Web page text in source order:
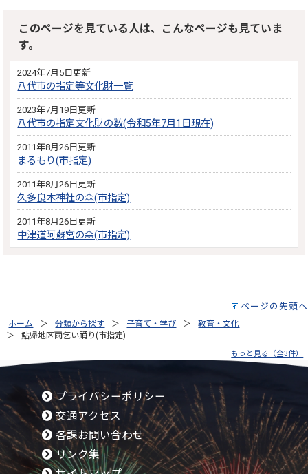
このページを見ている人は、こんなページも見ていま
す。
2024年7月5日更新
八代市の指定等文化財一覧
2023年7月19日更新
八代市の指定文化財の数(令和5年7月1日現在)
2011年8月26日更新
まるもり(市指定)
2011年8月26日更新
久多良木神社の森(市指定)
2011年8月26日更新
中津道阿蘇宮の森(市指定)
ページの先頭へ
ホーム 分類から探す 子育て・学び
教育・文化
鮎帰地区雨乞い踊り(市指定)
もっと見る（全3件）
プライバシーポリシー
交通アクセス
各課お問い合わせ
リンク集